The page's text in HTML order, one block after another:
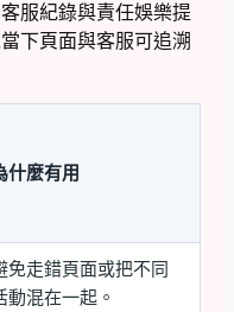
服紀錄與責任娛樂提
下頁面與客服可追溯
什麼有用
免走錯頁面或把不同
動混在一起。